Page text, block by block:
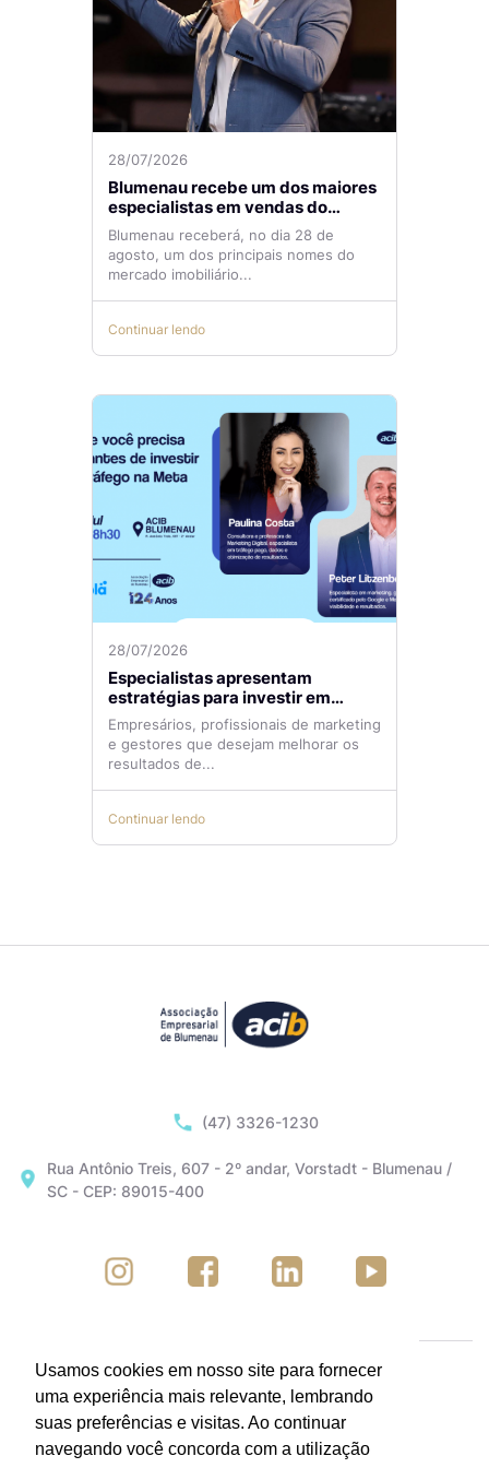
28/07/2026
Blumenau recebe um dos maiores
especialistas em vendas do
mercado imobiliário
Blumenau receberá, no dia 28 de
agosto, um dos principais nomes do
mercado imobiliário...
Continuar lendo
28/07/2026
Especialistas apresentam
estratégias para investir em
tráfego pago com mais eficiência
Empresários, profissionais de marketing
e gestores que desejam melhorar os
resultados de...
Continuar lendo
(47) 3326-1230
Rua Antônio Treis, 607 - 2º andar, Vorstadt - Blumenau /
SC - CEP: 89015-400
Usamos cookies em nosso site para fornecer
uma experiência mais relevante, lembrando
suas preferências e visitas. Ao continuar
navegando você concorda com a utilização